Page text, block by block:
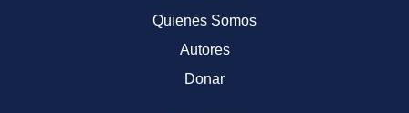
Quienes Somos
Autores
Donar